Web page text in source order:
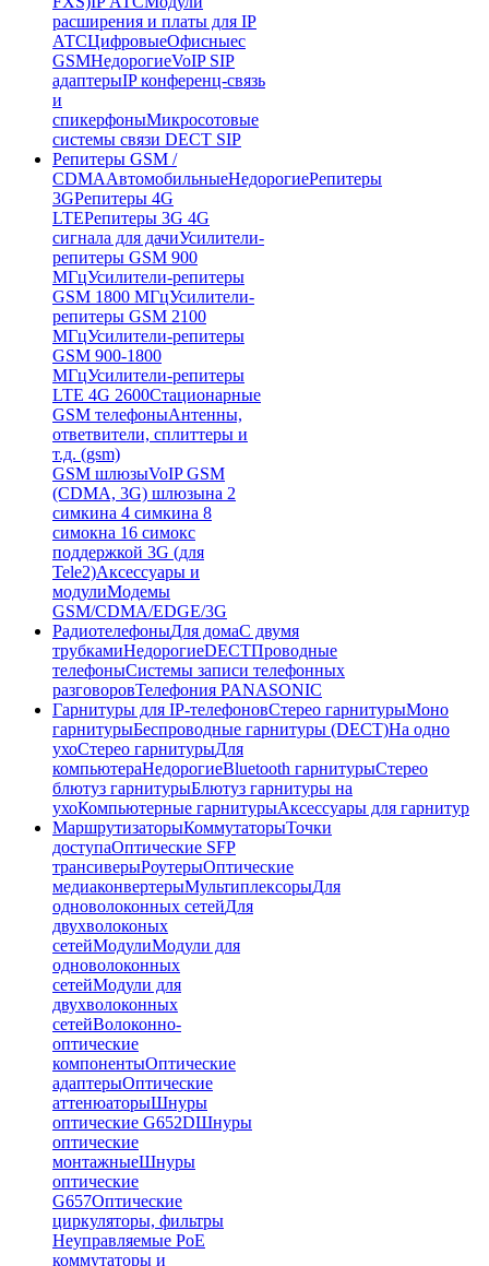
расширения и платы для IP
АТСЦифровыеОфисныес
GSMНедорогиеVoIP SIP
адаптерыIP конференц-связь
и
спикерфоныМикросотовые
системы связи DECT SIP
Репитеры GSM /
CDMAАвтомобильныеНедорогиеРепитеры
3GРепитеры 4G
LTEРепитеры 3G 4G
сигнала для дачиУсилители-
репитеры GSM 900
МГцУсилители-репитеры
GSM 1800 МГцУсилители-
репитеры GSM 2100
МГцУсилители-репитеры
GSM 900-1800
МГцУсилители-репитеры
LTE 4G 2600Стационарные
GSM телефоныАнтенны,
ответвители, сплиттеры и
т.д. (gsm)
GSM шлюзыVoIP GSM
(CDMA, 3G) шлюзына 2
симкина 4 симкина 8
симокна 16 симокс
поддержкой 3G (для
Tele2)Аксессуары и
модулиМодемы
GSM/CDMA/EDGE/3G
РадиотелефоныДля домаС двумя
трубкамиНедорогиеDECTПроводные
телефоныСистемы записи телефонных
разговоровТелефония PANASONIC
Гарнитуры для IP-телефоновСтерео гарнитурыМоно
гарнитурыБеспроводные гарнитуры (DECT)На одно
ухоСтерео гарнитурыДля
компьютераНедорогиеBluetooth гарнитурыСтерео
блютуз гарнитурыБлютуз гарнитуры на
ухоКомпьютерные гарнитурыАксессуары для гарнитур
МаршрутизаторыКоммутаторыТочки
доступаОптические SFP
трансиверыРоутерыОптические
медиаконвертерыМультиплексорыДля
одноволоконных сетейДля
двухволоконых
сетейМодулиМодули для
одноволоконных
сетейМодули для
двухволоконных
сетейВолоконно-
оптические
компонентыОптические
адаптерыОптические
аттенюаторыШнуры
оптические G652DШнуры
оптические
монтажныеШнуры
оптические
G657Оптические
циркуляторы, фильтры
Неуправляемые PoE
коммутаторы и